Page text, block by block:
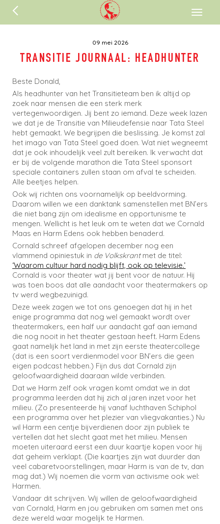
Toggle
09 mei 2026
TRANSITIE JOURNAAL: HEADHUNTER
Beste Donald,
Als headhunter van het Transitieteam ben ik altijd op
zoek naar mensen die een sterk merk
vertegenwoordigen. Jij bent zo iemand. Deze week lazen
we dat je de Transitie van Milieudefensie naar Tata Steel
hebt gemaakt. We begrijpen die beslissing. Je komst zal
het imago van Tata Steel goed doen. Wat niet wegneemt
dat je ook inhoudelijk veel zult bereiken. Ik verwacht dat
er bij de volgende marathon die Tata Steel sponsort
speciale containers zullen staan om afval te scheiden.
Alle beetjes helpen.
Ook wij richten ons voornamelijk op beeldvorming.
Daarom willen we een danktank samenstellen met BN’ers
die niet bang zijn om idealisme en opportunisme te
mengen. Wellicht is het leuk om te weten dat we Cornald
Maas en Harm Edens ook hebben benaderd.
Cornald schreef afgelopen december nog een
vlammend opiniestuk in de Volkskrantmet de titel:
‘Waarom cultuur hard nodig blijft, ook op televisie.’
Cornald is voor theater wat jij bent voor de natuur. Hij
was toen boos dat alle aandacht voor theatermakers op
tv werd wegbezuinigd.
Deze week zagen we tot ons genoegen dat hij in het
enige programma dat nog wel gemaakt wordt over
theatermakers, een half uur aandacht gaf aan iemand
die nog nooit in het theater gestaan heeft. Harm Edens
gaat namelijk het land in met zijn eerste theatercollege
(dat is een soort verdienmodel voor BN’ers die geen
eigen podcast hebben.) Fijn dus dat Cornald zijn
geloofwaardigheid daaraan wilde verbinden.
Dat we Harm zelf ook vragen komt omdat we in dat
programma leerden dat hij zich al jaren inzet voor het
milieu. (Zo presenteerde hij vanaf luchthaven Schiphol
een programma over het plezier van vliegvakanties.) Nu
wil Harm een centje bijverdienen door zijn publiek te
vertellen dat het slecht gaat met het milieu. Mensen
moeten uiteraard eerst een duur kaartje kopen voor hij
dat geheim verklapt. (Die kaartjes zijn wat duurder dan
veel cabaretvoorstellingen, maar Harm is van de tv, dan
mag dat.) Wij noemen die vorm van activisme ook wel:
Harmen.
Vandaar dit schrijven. Wij willen de geloofwaardigheid
van Cornald, Harm en jou gebruiken om samen met ons
deze wereld waar mogelijk te Harmen.